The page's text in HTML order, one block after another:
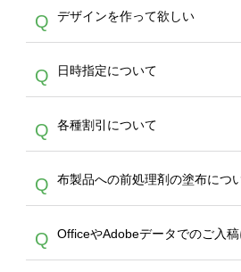
作する数量が多ければ
サービスよりも低価格
す。
写真などもアップロー
い画像はエラーになり
らの直接入稿には対応し
し、デザインツールから
い）
A
文のみ受け付けており
作をお考えの方は、サ
スをご利用頂ければ、電
でご注文が可能です。
Q デザインを作って欲しい
A
を作って欲しい。など
30個以上であれば、サ
バッグコンシェル
ビスをご利用ください
は、デザインツールをご
Q 日時指定について
A
ん。発送後18時以降に
メールでお知らせいた
者にご連絡いただき調
Q 各種割引について
A
カート内で自動的に割
ます。 【付与ポイント
イントとして付与され
ント＝1円としてお使い
トは発送完了の翌日に
Q 布製品への前処理剤の塗布につ
A
意点（前処理剤）】カ
ワイト、トートバッグ
Q OfficeやAdobeデータでのご入